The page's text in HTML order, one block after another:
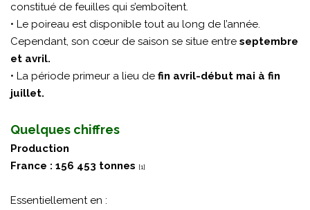
constitué de feuilles qui s’emboîtent.
• Le poireau est disponible tout au long de l’année.
Cependant, son cœur de saison se situe entre septembre
et avril.
• La période primeur a lieu de fin avril-début mai à fin
juillet.
Quelques chiffres
Production
France : 156 453 tonnes [1]
Essentiellement en :